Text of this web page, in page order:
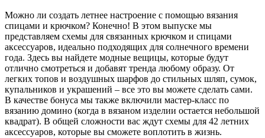
Можно ли создать летнее настроение с помощью вязания
спицами и крючком? Конечно! В этом выпуске мы
представляем схемы для связанных крючком и спицами
аксессуаров, идеально подходящих для солнечного времени
года. Здесь вы найдете модные вещицы, которые будут
отлично смотреться и добавят тренда любому образу. От
легких топов и воздушных шарфов до стильных шляп, сумок,
купальников и украшений – все это вы можете сделать сами.
В качестве бонуса мы также включили мастер-класс по
вязанию домино (когда в вязаном изделии остается небольшой
квадрат). В общей сложности вас ждут схемы для 42 летних
аксессуаров, которые вы сможете воплотить в жизнь.